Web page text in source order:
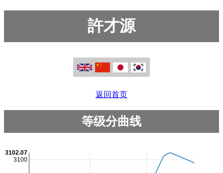
許才源
返回首页
等级分曲线
3100
3102.07